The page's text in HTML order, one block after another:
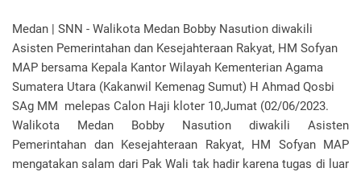
Medan | SNN - Walikota Medan Bobby Nasution diwakili
Asisten Pemerintahan dan Kesejahteraan Rakyat, HM Sofyan
MAP bersama Kepala Kantor Wilayah Kementerian Agama
Sumatera Utara (Kakanwil Kemenag Sumut) H Ahmad Qosbi
SAg MM melepas Calon Haji kloter 10,Jumat (02/06/2023.
Walikota Medan Bobby Nasution diwakili Asisten
Pemerintahan dan Kesejahteraan Rakyat, HM Sofyan MAP
mengatakan salam dari Pak Wali tak hadir karena tugas di luar